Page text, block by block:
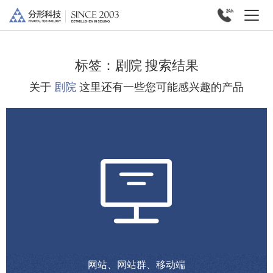
标签： 剧院 搜索结果
关于 剧院 这里还有一些您可能感兴趣的产品
网站、网站群、移动端